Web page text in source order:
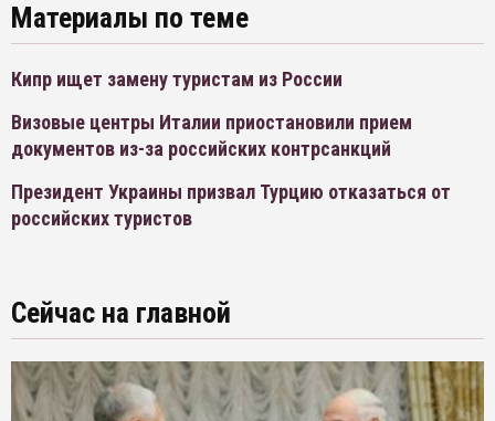
Материалы по теме
Кипр ищет замену туристам из России
Визовые центры Италии приостановили прием
документов из-за российских контрсанкций
Президент Украины призвал Турцию отказаться от
российских туристов
Сейчас на главной